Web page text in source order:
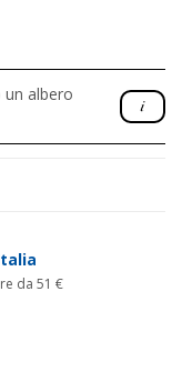
albero
da 51 €